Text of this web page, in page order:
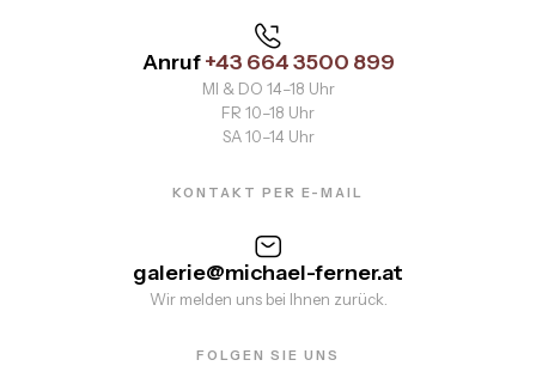
Anruf+43 664 3500 899
MI & DO 14–18 Uhr
FR 10–18 Uhr
SA 10–14 Uhr
KONTAKT PER E-MAIL
galerie@michael-ferner.at
Wir melden uns bei Ihnen zurück.
FOLGEN SIE UNS